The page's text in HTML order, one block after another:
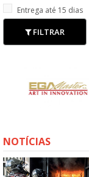
Entrega até 15 dias
FILTRAR
NOTÍCIAS